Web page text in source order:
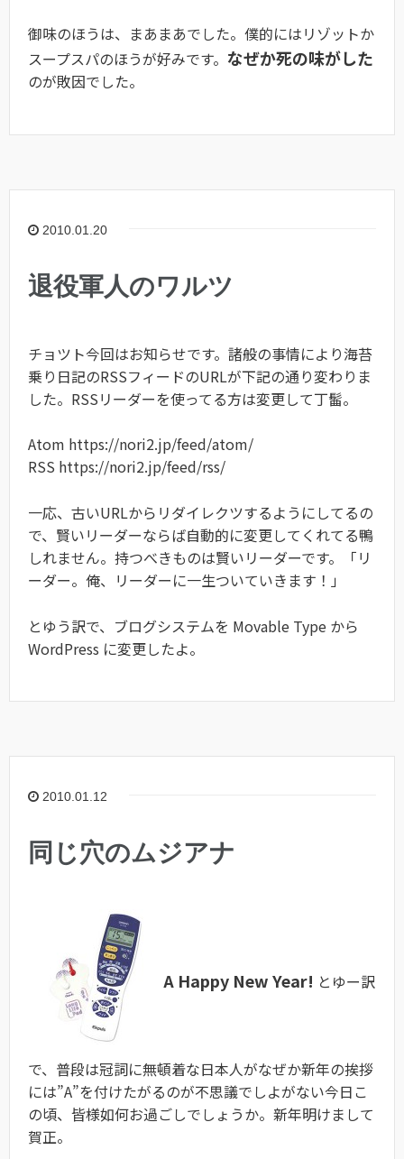
御味のほうは、まあまあでした。僕的にはリゾットか
スープスパのほうが好みです。 なぜか死の味がした
のが敗因でした。
2010.01.20
退役軍人のワルツ
チョツト今回はお知らせです。諸般の事情により海苔
乗り日記のRSSフィードのURLが下記の通り変わりま
した。RSSリーダーを使ってる方は変更して丁髷。
Atom https://nori2.jp/feed/atom/
RSS https://nori2.jp/feed/rss/
一応、古いURLからリダイレクツするようにしてるの
で、賢いリーダーならば自動的に変更してくれてる鴨
しれません。持つべきものは賢いリーダーです。「リ
ーダー。俺、リーダーに一生ついていきます！」
とゆう訳で、ブログシステムを Movable Type から
WordPress に変更したよ。
2010.01.12
同じ穴のムジアナ
A Happy New Year! とゆー訳
で、普段は冠詞に無頓着な日本人がなぜか新年の挨拶
には”A”を付けたがるのが不思議でしよがない今日こ
の頃、皆様如何お過ごしでしょうか。新年明けまして
賀正。